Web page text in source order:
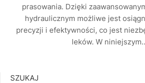
prasowania. Dzięki
hydraulicznym możliwe jest
precyzji i efektywności, co jest
leków. W
SZUKAJ